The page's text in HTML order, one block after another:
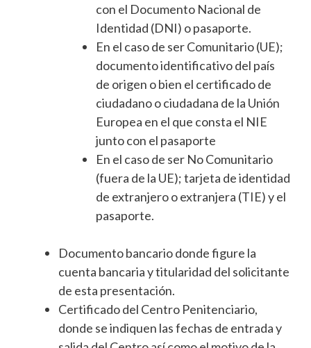
con el Documento Nacional de
Identidad (DNI) o pasaporte.
En el caso de ser Comunitario (UE);
documento identificativo del país
de origen o bien el certificado de
ciudadano o ciudadana de la Unión
Europea en el que consta el NIE
junto con el pasaporte
En el caso de ser No Comunitario
(fuera de la UE); tarjeta de identidad
de extranjero o extranjera (TIE) y el
pasaporte.
Documento bancario donde figure la
cuenta bancaria y titularidad del solicitante
de esta presentación.
Certificado del Centro Penitenciario,
donde se indiquen las fechas de entrada y